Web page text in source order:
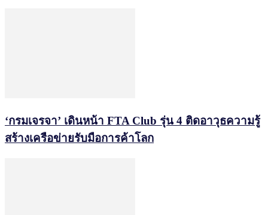
‘กรมเจรจา’ เดินหน้า FTA Club รุ่น 4 ติดอาวุธความรู้
สร้างเครือข่ายรับมือการค้าโลก